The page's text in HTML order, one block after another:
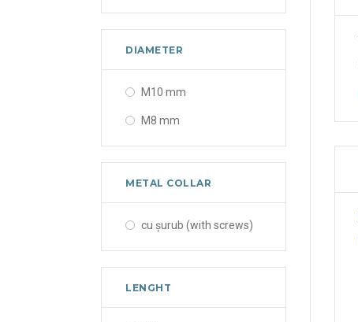
DIAMETER
M10 mm
M8 mm
METAL COLLAR
cu șurub (with screws)
LENGHT